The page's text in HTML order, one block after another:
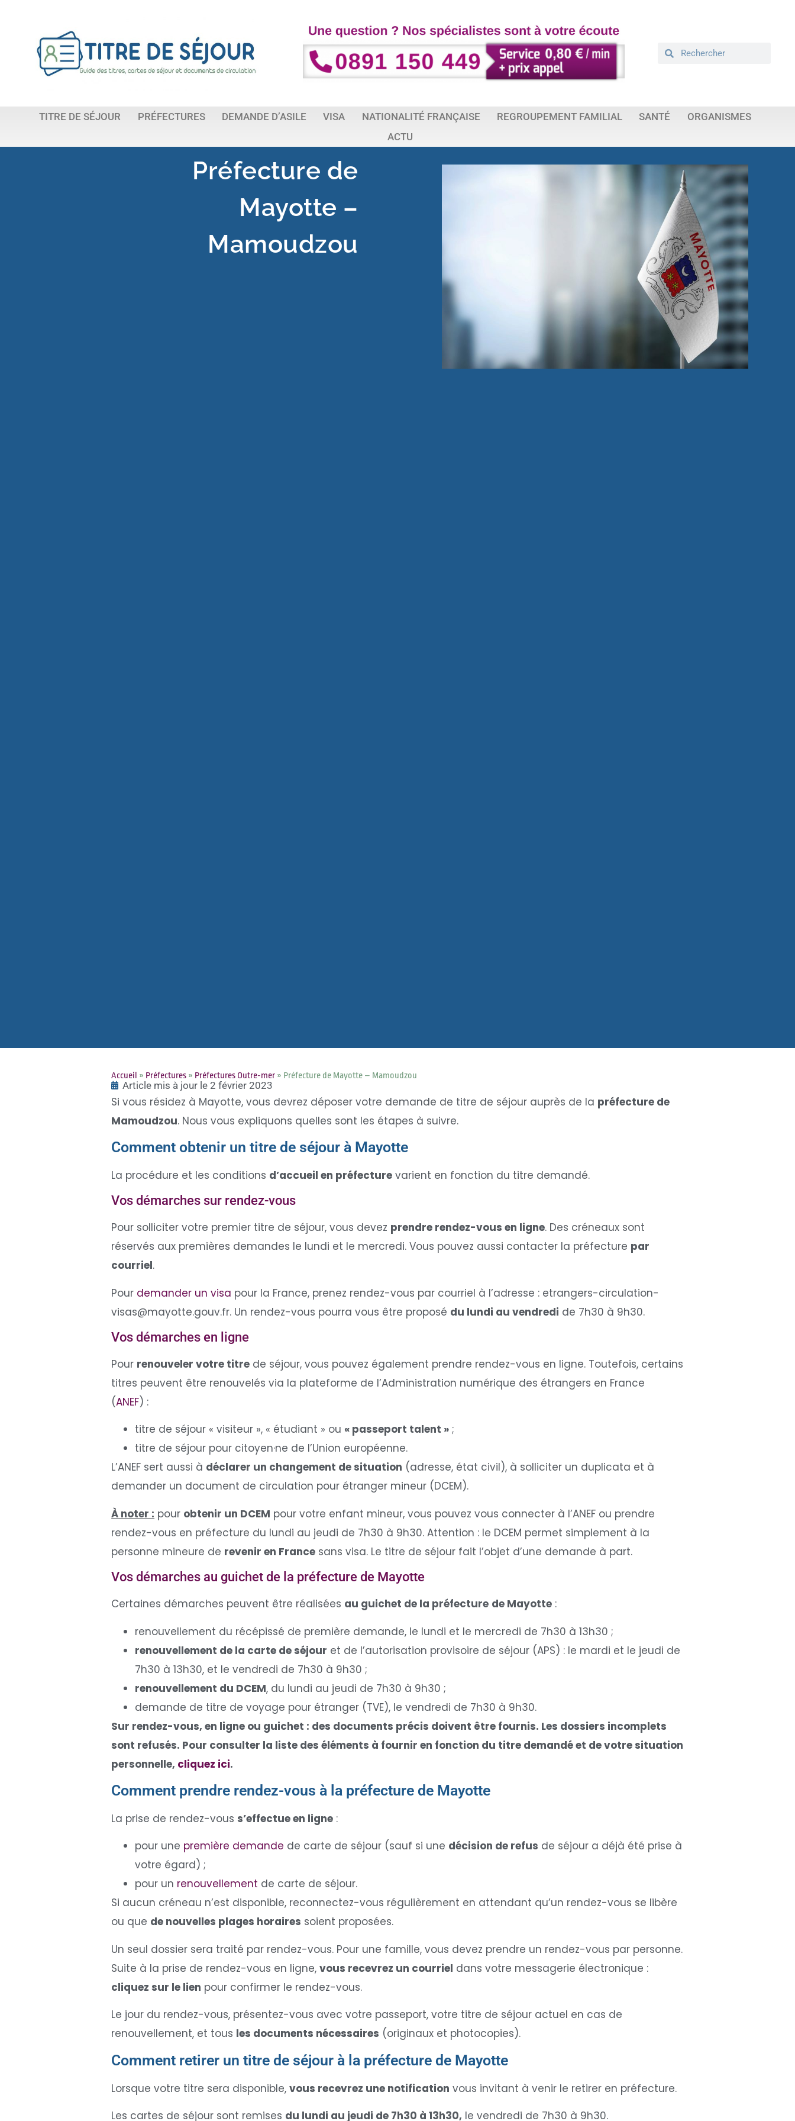
TITRE DE SÉJOUR PRÉFECTURES DEMANDE D’ASILE VISA NATIONALITÉ FRANÇAISE REGROUPEMENT FAMILIAL SANTÉ
ORGANISMES
ACTU
Préfecture de
Mayotte –
Mamoudzou
Accueil » Préfectures » Préfectures Outre-mer » Préfecture de Mayotte – Mamoudzou
Article mis à jour le 2 février 2023
Si vous résidez à Mayotte, vous devrez déposer votre demande de titre de séjour auprès de la préfecture de
Mamoudzou. Nous vous expliquons quelles sont les étapes à suivre.
Comment obtenir un titre de séjour à Mayotte
La procédure et les conditions d’accueil en préfecture varient en fonction du titre demandé.
Vos démarches sur rendez-vous
Pour solliciter votre premier titre de séjour, vous devez prendre rendez-vous en ligne. Des créneaux sont
réservés aux premières demandes le lundi et le mercredi. Vous pouvez aussi contacter la préfecture par
courriel.
Pour demander un visa pour la France, prenez rendez-vous par courriel à l’adresse : etrangers-circulation-
visas@mayotte.gouv.fr. Un rendez-vous pourra vous être proposé du lundi au vendredi de 7h30 à 9h30.
Vos démarches en ligne
Pour renouveler votre titre de séjour, vous pouvez également prendre rendez-vous en ligne. Toutefois, certains
titres peuvent être renouvelés via la plateforme de l’Administration numérique des étrangers en France
(ANEF) :
titre de séjour « visiteur », « étudiant » ou « passeport talent » ;
titre de séjour pour citoyen·ne de l’Union européenne.
L’ANEF sert aussi à déclarer un changement de situation (adresse, état civil), à solliciter un duplicata et à
demander un document de circulation pour étranger mineur (DCEM).
À noter : pour obtenir un DCEM pour votre enfant mineur, vous pouvez vous connecter à l’ANEF ou prendre
rendez-vous en préfecture du lundi au jeudi de 7h30 à 9h30. Attention : le DCEM permet simplement à la
personne mineure de revenir en France sans visa. Le titre de séjour fait l’objet d’une demande à part.
Vos démarches au guichet de la préfecture de Mayotte
Certaines démarches peuvent être réalisées au guichet de la préfecture de Mayotte :
renouvellement du récépissé de première demande, le lundi et le mercredi de 7h30 à 13h30 ;
renouvellement de la carte de séjour et de l’autorisation provisoire de séjour (APS) : le mardi et le jeudi de
7h30 à 13h30, et le vendredi de 7h30 à 9h30 ;
renouvellement du DCEM, du lundi au jeudi de 7h30 à 9h30 ;
demande de titre de voyage pour étranger (TVE), le vendredi de 7h30 à 9h30.
Sur rendez-vous, en ligne ou guichet : des documents précis doivent être fournis. Les dossiers incomplets
sont refusés. Pour consulter la liste des éléments à fournir en fonction du titre demandé et de votre situation
personnelle, cliquez ici.
Comment prendre rendez-vous à la préfecture de Mayotte
La prise de rendez-vouss’effectue en ligne :
pour une première demande de carte de séjour (sauf si une décision de refus de séjour a déjà été prise à
votre égard) ;
pour un renouvellement de carte de séjour.
Si aucun créneau n’est disponible, reconnectez-vous régulièrement en attendant qu’un rendez-vous se libère
ou que de nouvelles plages horaires soient proposées.
Un seul dossier sera traité par rendez-vous. Pour une famille, vous devez prendre un rendez-vous par personne.
Suite à la prise de rendez-vous en ligne,vous recevrez un courriel dans votre messagerie électronique :
cliquez sur le lien pour confirmer le rendez-vous.
Le jour du rendez-vous, présentez-vous avec votre passeport, votre titre de séjour actuel en cas de
renouvellement, et tous les documents nécessaires (originaux et photocopies).
Comment retirer un titre de séjour à la préfecture de Mayotte
Lorsque votre titre sera disponible,vous recevrez une notification vous invitant à venir le retirer en préfecture.
Les cartes de séjour sont remises du lundi au jeudi de 7h30 à 13h30, le vendredi de 7h30 à 9h30.